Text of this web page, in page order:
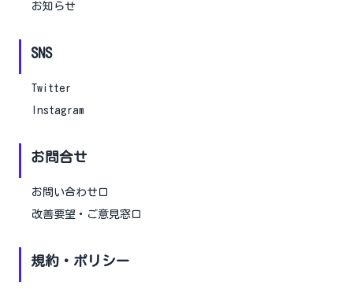
お知らせ
SNS
Twitter
Instagram
お問合せ
お問い合わせ口
改善要望・ご意見窓口
規約・ポリシー